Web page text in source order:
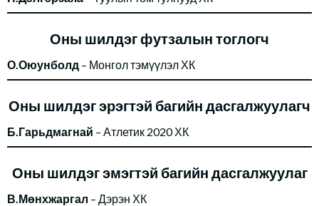
Оны шилдэг футзалын тоглогч
О.Оюунболд – Монгол тэмүүлэл ХК
Оны шилдэг эрэгтэй багийн дасгалжуулагч
Б.Гарьдмагнай – Атлетик 2020 ХК
Оны шилдэг эмэгтэй багийн дасгалжуулаг
В.Мөнхжаргал – Дэрэн ХК